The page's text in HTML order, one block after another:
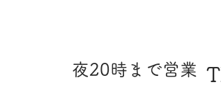
​夜20時まで営業